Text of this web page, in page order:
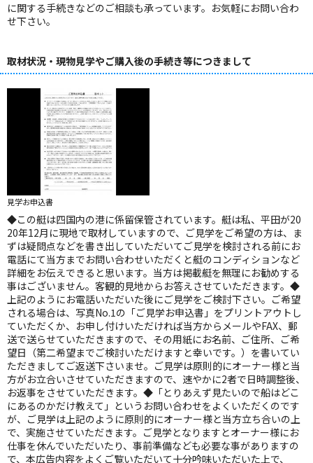
に関する手続きなどのご相談も承っています。お気軽にお問い合わ
せ下さい。
取材状況・現物見学やご購入後の手続き等につきまして
見学お申込書
◆この艇は四国内の港に係留保管されています。艇は私、平田が20
20年12月に現地で取材していますので、ご見学をご希望の方は、ま
ずは疑問点などを書き出していただいてご見学を検討される前にお
電話にて当方までお問い合わせいただくと艇のコンディションなど
詳細をお伝えできると思います。当方は掲載艇を無理にお勧めする
事はございません。客観的見地からお答えさせていただきます。◆
上記のようにお電話いただいた後にご見学をご検討下さい。ご希望
される場合は、写真No.1の「ご見学お申込書」をプリントアウトし
ていただくか、お申し付けいただければ当方からメールやFAX、郵
送で送らせていただきますので、その用紙にお名前、ご住所、ご希
望日（第二希望までご検討いただけますと幸いです。）を書いてい
ただきましてご返送下さいませ。ご見学は原則的にオーナー様と当
方がお立合いさせていただきますので、速やかに2者で日時調整後、
お返事をさせていただきます。◆「とりあえず見たいので船はどこ
にあるのかだけ教えて」というお問い合わせをよくいただくのです
が、ご見学は上記のように原則的にオーナー様と当方立ち合いの上
で、実施させていただきます。ご見学となりますとオーナー様にお
仕事を休んでいただいたり、事前準備なども必要な事がありますの
で、本広告内容をよくご覧いただいて十分吟味いただいた上で、